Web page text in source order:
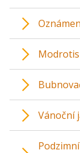
Vánoční